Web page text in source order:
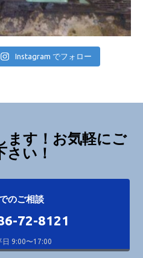
Instagram でフォロー
ます！お気軽にご
さい！
のご相談
72-8121
日 9:00〜17:00